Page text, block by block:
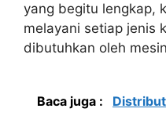
yang begitu lengkap,
melayani setiap jenis
dibutuhkan oleh
Baca juga :